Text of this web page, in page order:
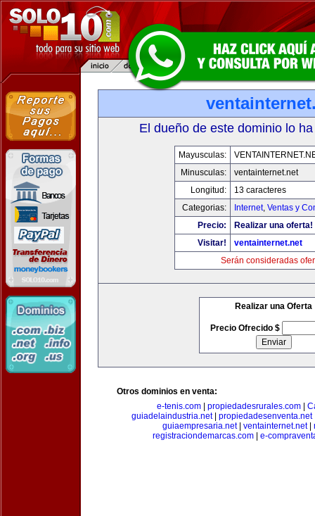
El dueño de este dominio lo
Mayusculas:
Minusculas:
ventainternet.net
Longitud:
13 caracteres
Categorias:
Internet, Ventas y
Precio:
Realizar una oferta!
Visitar!
ventainternet.net
Serán consideradas
Realizar una Oferta
Precio Ofrecido $
Otros dominios en venta:
e-tenis.com
propiedadesrurales.com
guiadelaindustria.net propiedadesenventa.net
guiaempresaria.net| ventainternet.net|
registraciondemarcas.com
e-